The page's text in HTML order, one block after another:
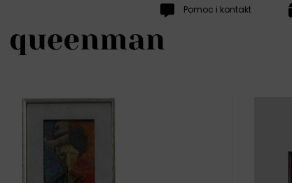
zawartości
Pomoc i kontakt